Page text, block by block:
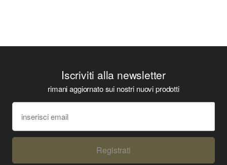
Iscriviti alla newsletter
rimani aggiornato sui nostri nuovi prodotti
Registrati